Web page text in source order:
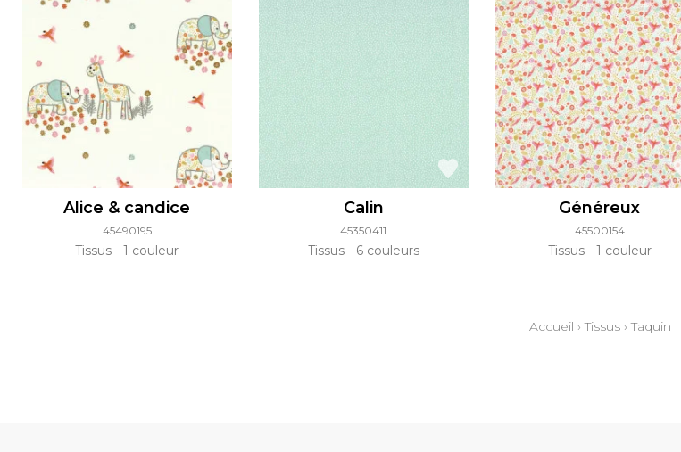
Alice & candice
45490195
Tissus 1 couleur
Calin
45350411
Tissus 6 couleurs
Généreux
45500154
Tissus 1 couleur
Accueil ›Tissus›Taquin